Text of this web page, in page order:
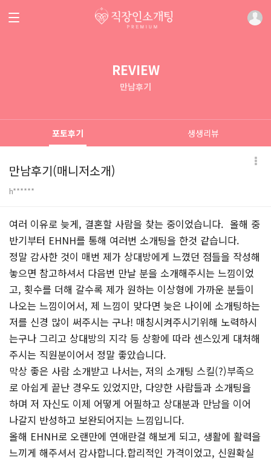
REVIEW
만남후기
포토후기 생생리뷰
만남후기(매니저소개)
h******
본문
여러 이유로 늦게, 결혼할 사람을 찾는 중이었습니다. 올해 중
반기부터 EHNH를 통해 여러번 소개팅을 한것 같습니다.
정말 감사한 것이 매번 제가 상대방에게 느꼈던 점들을 작성해
놓으면 참고하셔서 다음번 만날 분을 소개해주시는 느낌이었
고, 횟수를 더해 갈수록 제가 원하는 이상형에 가까운 분들이
나오는 느낌이어서, 제 느낌이 맞다면 늦은 나이에 소개팅하는
저를 신경 많이 써주시는 구나! 매칭시켜주시기위해 노력하시
는구나 그리고 상대방의 지각 등 상황에 따라 센스있게 대처해
주시는 직원분이어서 정말 좋았습니다.
막상 좋은 사람 소개받고 나서는, 저의 소개팅 스킬(?)부족으
로 아쉽게 끝난 경우도 있었지만, 다양한 사람들과 소개팅을
하며 저 자신도 이제 어떻게 어필하고 상대분과 만남을 이어
나갈지 반성하고 보완되어지는 느낌입니다.
올해 EHNH로 오랜만에 연애란걸 해보게 되고, 생활에 활력을
느끼게 해주셔서 감사합니다.합리적인 가격이었고, 신원확실